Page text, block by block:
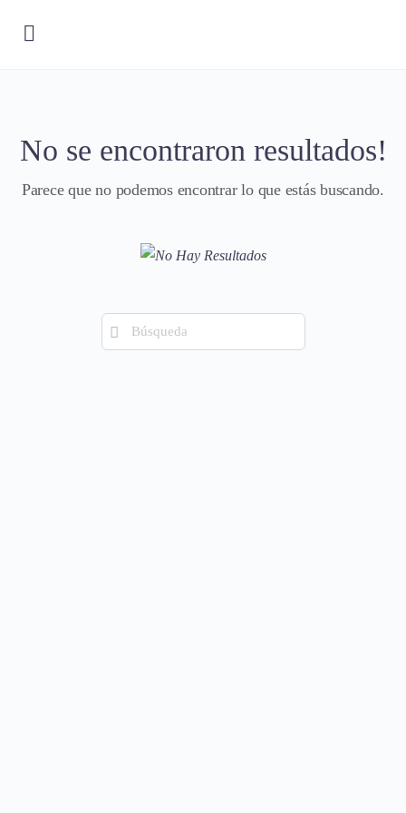
No se encontraron resultados!
Parece que no podemos encontrar lo que estás buscando.
Búsqueda
de: